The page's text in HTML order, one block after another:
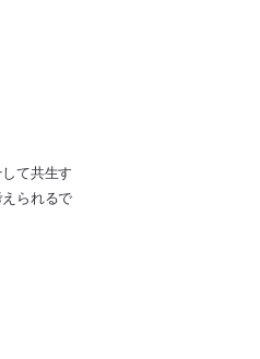
て共生す
られるで